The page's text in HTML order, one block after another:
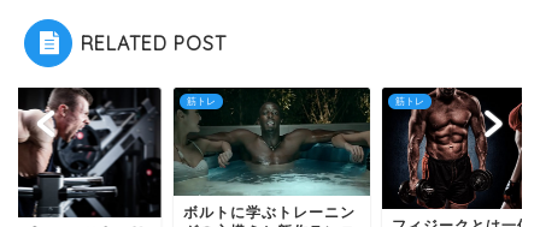
RELATED POST
筋トレ
ボルトに学ぶトレーニン
筋トレ